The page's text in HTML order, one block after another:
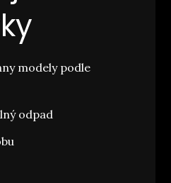
modely podle
odpad